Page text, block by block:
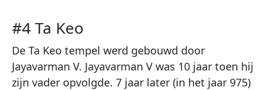
#4 Ta Keo
De Ta Keo tempel werd gebouwd door
Jayavarman V. Jayavarman V was 10 jaar toen hij
zijn vader opvolgde. 7 jaar later (in het jaar 975)